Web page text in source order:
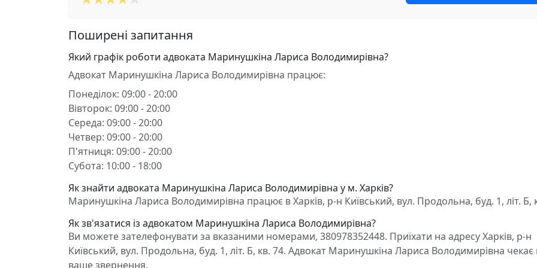
Поширені запитання
Який графік роботи адвоката Маринушкіна Лариса Володимирівна?
Адвокат Маринушкіна Лариса Володимирівна працює:
Понеділок: 09:00 - 20:00
Вівторок: 09:00 - 20:00
Середа: 09:00 - 20:00
Четвер: 09:00 - 20:00
П'ятниця: 09:00 - 20:00
Субота: 10:00 - 18:00
Як знайти адвоката Маринушкіна Лариса Володимирівна у м. Харків?
Маринушкіна Лариса Володимирівна працює в Харків, р-н Київський, вул. Продольна, буд. 1, літ. Б,
Як зв'язатися із адвокатом Маринушкіна Лариса Володимирівна?
Ви можете зателефонувати за вказаними номерами, 380978352448. Приїхати на адресу Харків, р-н
Київський, вул. Продольна, буд. 1, літ. Б, кв. 74. Адвокат Маринушкіна Лариса Володимирівна чекає
ваше звернення.